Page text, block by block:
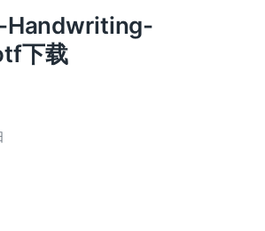
Handwriting-
下载